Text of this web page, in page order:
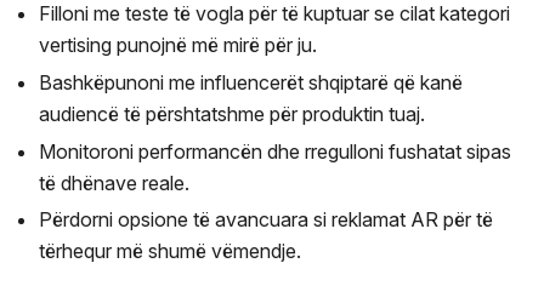
Filloni me teste të vogla për të kuptuar se cilat kategori
vertising punojnë më mirë për ju.
Bashkëpunoni me influencerët shqiptarë që kanë
audiencë të përshtatshme për produktin tuaj.
Monitoroni performancën dhe rregulloni fushatat sipas
të dhënave reale.
Përdorni opsione të avancuara si reklamat AR për të
tërhequr më shumë vëmendje.